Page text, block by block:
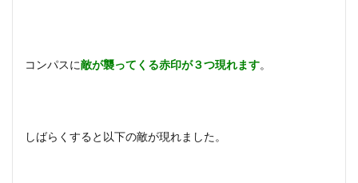
コンパスに敵が襲ってくる赤印が３つ現れます。
しばらくすると以下の敵が現れました。